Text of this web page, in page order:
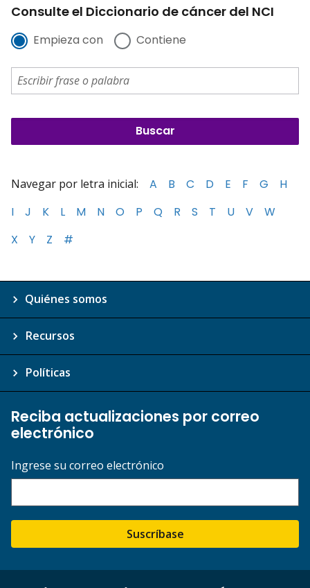
Consulte el Diccionario de cáncer del NCI
Empieza con Contiene
Navegar por letra inicial: A B C D E F G
H
I
J K L M N O P Q R S T U V
W
X
Y Z #
Quiénes somos
Recursos
Políticas
Reciba actualizaciones por correo
electrónico
Ingrese su correo electrónico
Suscríbase